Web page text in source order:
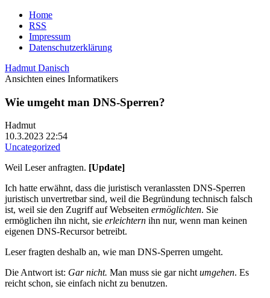
Home
RSS
Impressum
Datenschutzerklärung
Hadmut Danisch
Ansichten eines Informatikers
Wie umgeht man DNS-Sperren?
Hadmut
10.3.2023 22:54
Uncategorized
Weil Leser anfragten. [Update]
Ich hatte erwähnt, dass die juristisch veranlassten DNS-Sperren
juristisch unvertretbar sind, weil die Begründung technisch falsch
ist, weil sie den Zugriff auf Webseiten ermöglichten. Sie
ermöglichen ihn nicht, sie erleichtern ihn nur, wenn man keinen
eigenen DNS-Recursor betreibt.
Leser fragten deshalb an, wie man DNS-Sperren umgeht.
Die Antwort ist: Gar nicht. Man muss sie gar nichtumgehen. Es
reicht schon, sie einfach nicht zu benutzen.